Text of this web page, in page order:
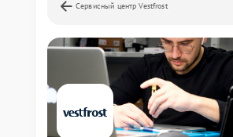
Сервисный центр Vestfrost